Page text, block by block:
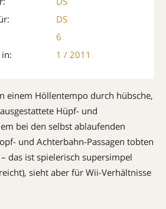
DS
6
1 / 2011
einem Höllentempo durch hübsche,
Hüpf- und
bei den selbst ablaufenden
und Achterbahn-Passagen tobten
das ist spielerisch supersimpel
sieht aber für Wii-Verhältnisse